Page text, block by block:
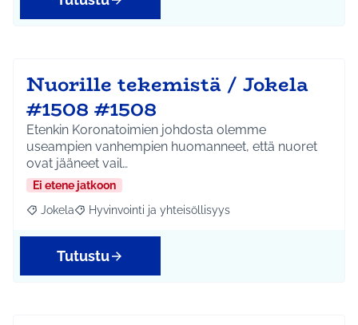
Nuorille tekemistä / Jokela
#1508 #1508
Etenkin Koronatoimien johdosta olemme
useampien vanhempien huomanneet, että nuoret
ovat jääneet vail…
Ei etene jatkoon
Rajaa tulokset aihepiirin mukaan: Jokela
Jokela Rajaa tulokset teeman mukaan: Hyvinvointi ja
Hyvinvointi ja yhteisöllisyys
Tutustu